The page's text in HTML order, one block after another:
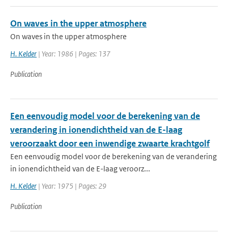
On waves in the upper atmosphere
On waves in the upper atmosphere
H. Kelder | Year: 1986 | Pages: 137
Publication
Een eenvoudig model voor de berekening van de
verandering in ionendichtheid van de E-laag
veroorzaakt door een inwendige zwaarte krachtgolf
Een eenvoudig model voor de berekening van de verandering
in ionendichtheid van de E-laag veroorz...
H. Kelder | Year: 1975 | Pages: 29
Publication